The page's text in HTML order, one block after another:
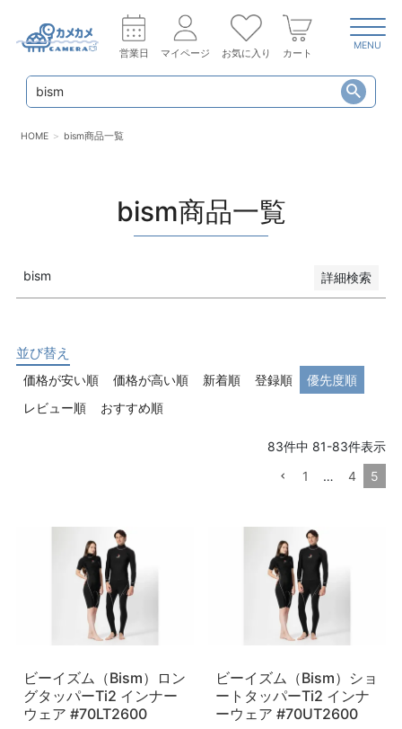
営業日 マイページ お気に入り カート
MENU
HOME bism商品一覧
bism商品一覧
bism 詳細検索
キーワード
価格
中古
在庫なし商品
在庫なし商品を表示しない
商品番号/JANコード
予約商品
予約商品のみを表示
並び替え
価格が安い順 価格が高い順 新着順 登録順
優先度順
レビュー順
おすすめ順
83件中 81-83件表示
1
… 4 5
ビーイズム（Bism）ロン
グタッパーTi2 インナー
ウェア #70LT2600
ビーイズム（Bism）ショ
ートタッパーTi2 インナ
ーウェア #70UT2600